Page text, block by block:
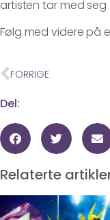
artisten tar med seg
Følg med videre på
FORRIGE
Del:
Relaterte